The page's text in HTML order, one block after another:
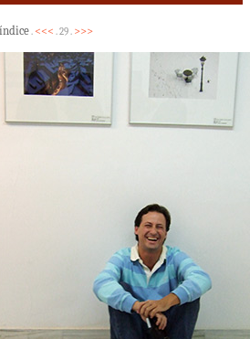
índice. <<< . 29 . >>>